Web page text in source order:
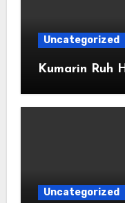
Uncategorized
Kumarin Ruh
Uncategorized